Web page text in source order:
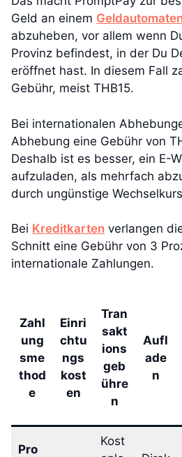
Geld an einem
abzuheben, vor allem wenn
Provinz befindest, in der Du
eröffnet hast. In diesem Fall
Gebühr, meist THB15.
Bei internationalen
Abhebung eine Gebühr von
Deshalb ist es besser, ein E-
aufzuladen, als mehrfach
durch ungünstige
Bei Kreditkarten verlangen
Schnitt eine Gebühr von 3
internationale Zahlungen.
Zahl
ung
sme
thod
e
Einri
chtu
ngs
kost
en
Tran
sakt
ions
geb
ühre
n
Aufl
ade
n
Pro
Kost